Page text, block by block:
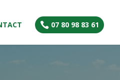
 07 80 98 83 61